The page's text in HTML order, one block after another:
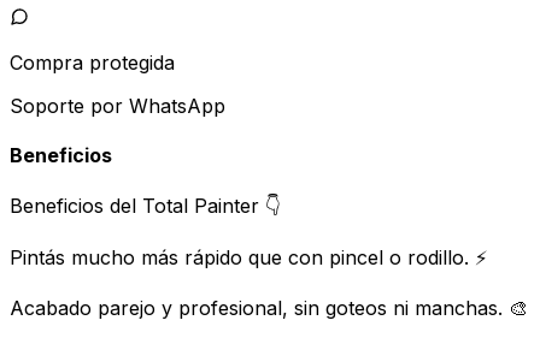
Compra protegida
Soporte por WhatsApp
Beneficios
Beneficios del Total Painter 👇
Pintás mucho más rápido que con pincel o rodillo. ⚡
Acabado parejo y profesional, sin goteos ni manchas. 🎨